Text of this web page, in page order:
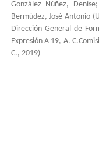
González Núñez, Denise;
Bermúdez, José Antonio (
Dirección General de
Expresión A 19, A.
C., 2019)